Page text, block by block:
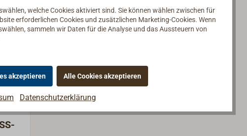
welche Cookies aktiviert sind. Sie können wählen zwischen für
erforderlichen Cookies und zusätzlichen Marketing-Cookies. Wenn
sammeln wir Daten für die Analyse und das Aussteuern von
akzeptieren Alle Cookies akzeptieren
Datenschutzerklärung